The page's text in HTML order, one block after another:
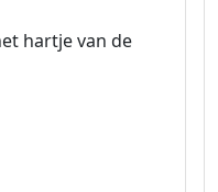
hartje van de